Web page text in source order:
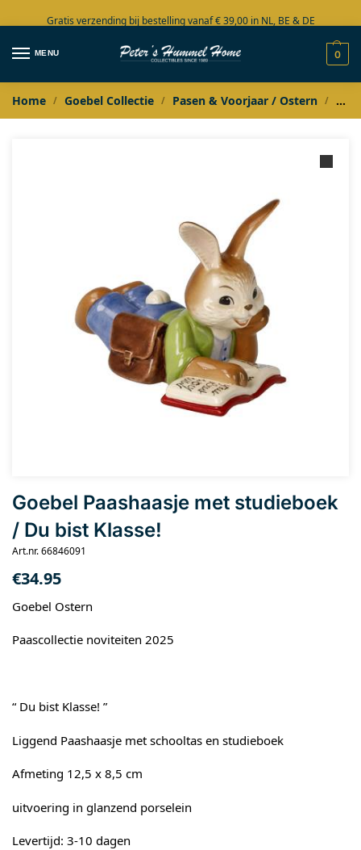
Gratis verzending bij bestelling vanaf € 39,00 in NL, BE & DE
Grote collectie in voorraad
MENU 0
Home / Goebel Collectie / Pasen & Voorjaar / Ostern /
Goebel Paashaasje met studieboek
/ Du bist Klasse!
Art.nr. 66846091
€34.95
Goebel Ostern
Paascollectie noviteiten 2025
“ Du bist Klasse! ”
Liggend Paashaasje met schooltas en studieboek
Afmeting 12,5 x 8,5 cm
uitvoering in glanzend porselein
Levertijd: 3-10 dagen